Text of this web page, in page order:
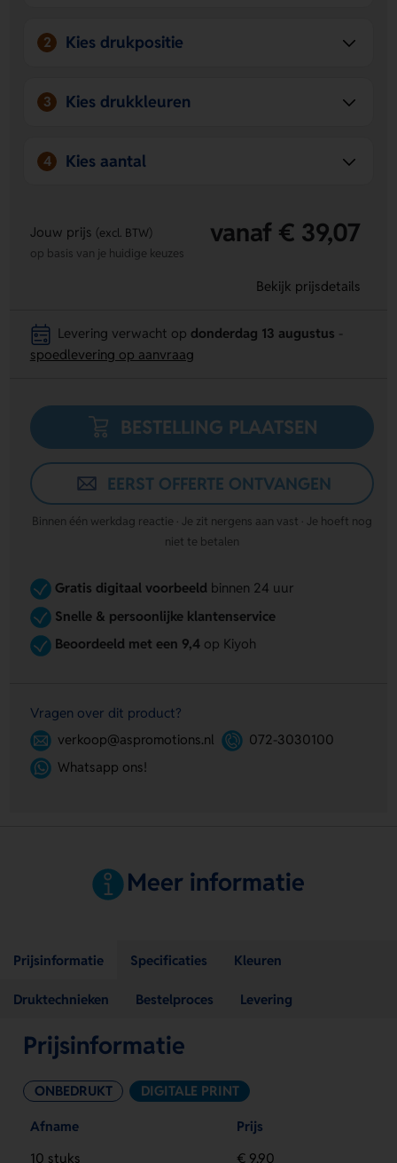
2 Kies drukpositie
3 Kies drukkleuren
4 Kies aantal
Jouw prijs (excl. BTW) vanaf € 39,07
op basis van je huidige keuzes
Bekijk prijsdetails
Levering verwacht op donderdag 13 augustus
spoedlevering op aanvraag
BESTELLING PLAATSEN
EERST OFFERTE ONTVANGEN
Binnen één werkdag reactie · Je zit nergens aan vast · Je hoeft nog
niet te betalen
Gratis digitaal voorbeeld binnen 24 uur
Snelle & persoonlijke klantenservice
Beoordeeld met een 9,4op Kiyoh
Vragen over dit product?
verkoop@aspromotions.nl
072-3030100
Whatsapp ons!
Meer informatie
Prijsinformatie Specificaties Kleuren
Druktechnieken Bestelproces Levering
Prijsinformatie
ONBEDRUKT DIGITALE PRINT
Afname
Prijs
10 stuks
€ 9,90